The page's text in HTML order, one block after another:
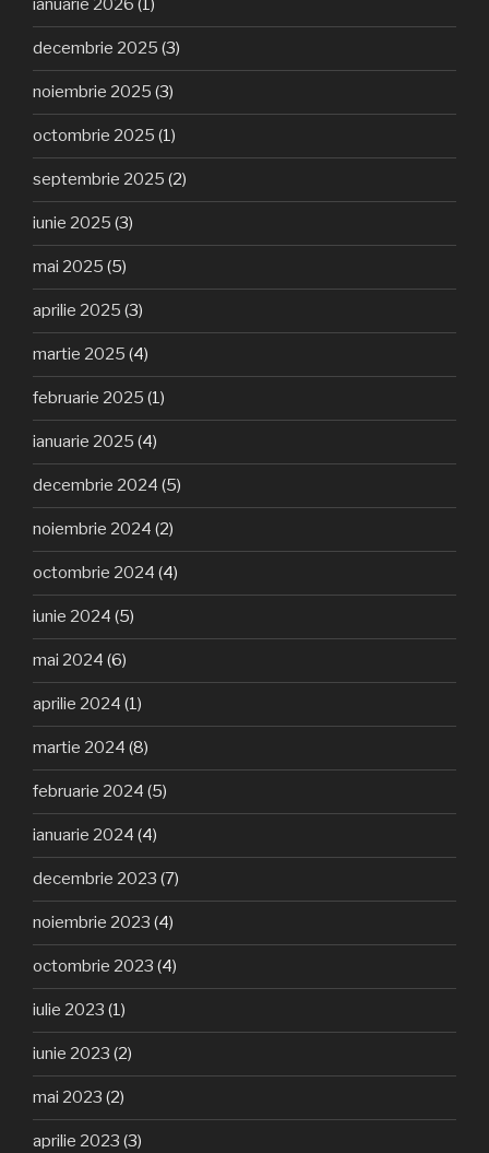
ianuarie 2026 (1)
decembrie 2025 (3)
noiembrie 2025 (3)
octombrie 2025 (1)
septembrie 2025 (2)
iunie 2025 (3)
mai 2025 (5)
aprilie 2025 (3)
martie 2025 (4)
februarie 2025 (1)
ianuarie 2025 (4)
decembrie 2024 (5)
noiembrie 2024 (2)
octombrie 2024 (4)
iunie 2024 (5)
mai 2024 (6)
aprilie 2024 (1)
martie 2024 (8)
februarie 2024 (5)
ianuarie 2024 (4)
decembrie 2023 (7)
noiembrie 2023 (4)
octombrie 2023 (4)
iulie 2023 (1)
iunie 2023 (2)
mai 2023 (2)
aprilie 2023 (3)